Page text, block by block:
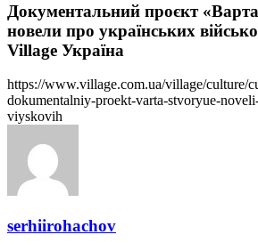
Документальний проєкт
новели про українських
Village Україна
https://www.village.com.ua/village/culture/
dokumentalniy-proekt-varta-stvoryue-
viyskovih
serhiirohachov